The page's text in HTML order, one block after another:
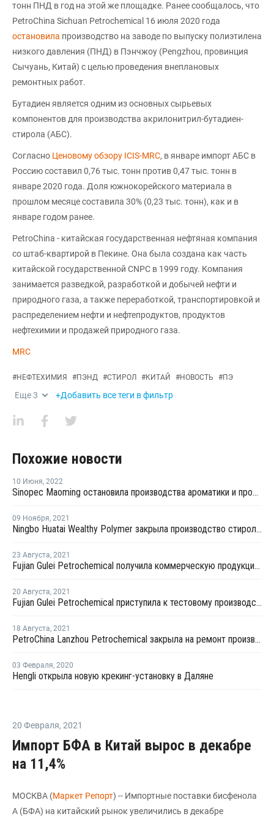
тонн ПНД в год на этой же площадке. Ранее сообщалось, что
PetroChina Sichuan Petrochemical 16 июля 2020 года
остановила производство на заводе по выпуску полиэтилена
низкого давления (ПНД) в Пэнчжоу (Pengzhou, провинция
Сычуань, Китай) с целью проведения внеплановых
ремонтных работ.
Бутадиен является одним из основных сырьевых
компонентов для производства акрилонитрил-бутадиен-
стирола (АБС).
Согласно Ценовому обзору ICIS-MRC, в январе импорт АБС в
Россию составил 0,76 тыс. тонн против 0,47 тыс. тонн в
январе 2020 года. Доля южнокорейского материала в
прошлом месяце составила 30% (0,23 тыс. тонн), как и в
январе годом ранее.
PetroChina - китайская государственная нефтяная компания
со штаб-квартирой в Пекине. Она была создана как часть
китайской государственной CNPC в 1999 году. Компания
занимается разведкой, разработкой и добычей нефти и
природного газа, а также переработкой, транспортировкой и
распределением нефти и нефтепродуктов, продуктов
нефтехимии и продажей природного газа.
MRC
#НЕФТЕХИМИЯ #ПЭНД #СТИРОЛ #КИТАЙ #НОВОСТЬ #ПЭ
Еще3 +Добавить все теги в фильтр
Похожие новости
10 Июня, 2022
Sinopec Maoming остановила производства ароматики и производства этилена из-за пожара
09 Ноября, 2021
Ningbo Huatai Wealthy Polymer закрыла производство стирола в Нинбо
23 Августа, 2021
Fujian Gulei Petrochemical получила коммерческую продукцию на новой крекинг-установке в Китае
20 Августа, 2021
Fujian Gulei Petrochemical приступила к тестовому производству на новой крекинг-установке в Китае
18 Августа, 2021
PetroChina Lanzhou Petrochemical закрыла на ремонт производство БСК в Китае
03 Февраля, 2020
Hengli открыла новую крекинг-установку в Даляне
20 Февраля, 2021
Импорт БФА в Китай вырос в декабре
на 11,4%
МОСКВА (Маркет Репорт) -- Импортные поставки бисфенола
А (БФА) на китайский рынок увеличились в декабре